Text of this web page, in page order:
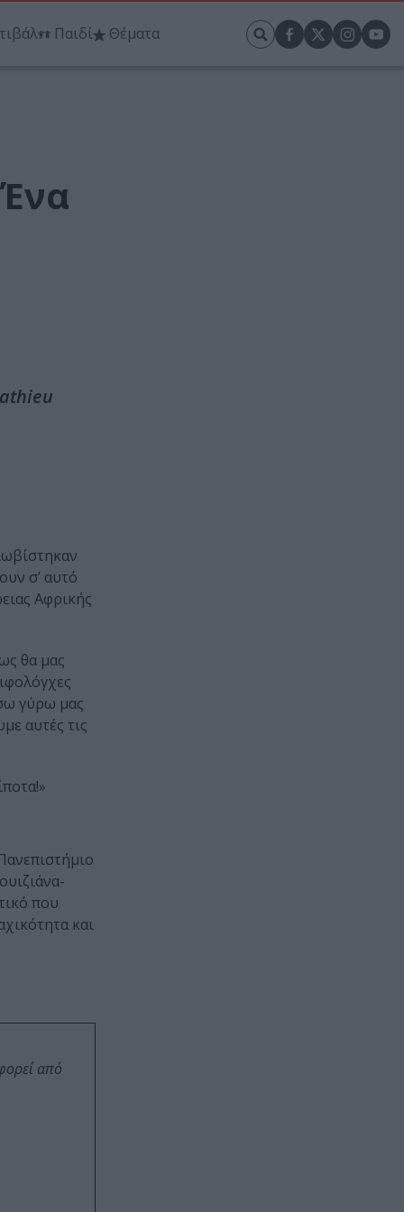
Παιδί Θέματα
σ’ αυτό
Αφρικής
θα μας
γύρω μας
αυτές τις
που
και
από